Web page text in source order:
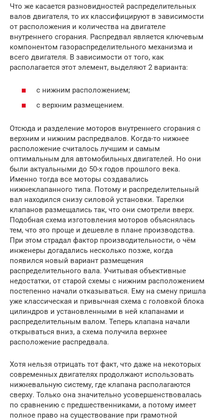
Что же касается разновидностей распределительных
валов двигателя, то их классифицируют в зависимости
от расположения и количества на двигателе
внутреннего сгорания. Распредвал является ключевым
компонентом газораспределительного механизма и
всего двигателя. В зависимости от того, как
располагается этот элемент, выделяют 2 варианта:
с нижним расположением;
с верхним размещением.
Отсюда и разделение моторов внутреннего сгорания с
верхним и нижним распредвалов. Когда-то нижнее
расположение считалось лучшим и самым
оптимальным для автомобильных двигателей. Но они
были актуальными до 50-х годов прошлого века.
Именно тогда все моторы создавались
нижнеклапанного типа. Потому и распределительный
вал находился снизу силовой установки. Тарелки
клапанов размещались так, что они смотрели вверх.
Подобная схема изготовления моторов объяснялась
тем, что это проще и дешевле в плане производства.
При этом страдал фактор производительности, о чём
инженеры догадались несколько позже, когда
появился новый вариант размещения
распределительного вала. Учитывая объективные
недостатки, от старой схемы с нижним расположением
постепенно начали отказываться. Ему на смену пришла
уже классическая и привычная схема с головкой блока
цилиндров и установленными в ней клапанами и
распределительным валом. Теперь клапана начали
открываться вниз, а схема получила верхнее
расположение распредвала.
Хотя нельзя отрицать тот факт, что даже на некоторых
современных двигателях продолжают использовать
нижневальную систему, где клапана располагаются
сверху. Только она значительно усовершенствовалась
по сравнению с предшественниками, а потому имеет
полное право на существование при грамотной